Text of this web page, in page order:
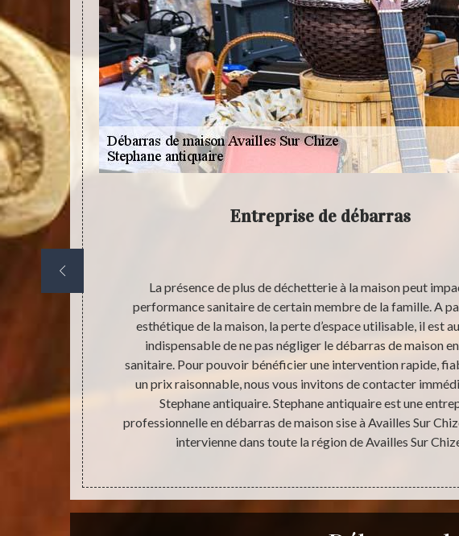
La
faisable
Entreprise de débarras
La présence de plus de déchetterie à la maison peut
performance sanitaire de certain membre de la famille. A
esthétique de la maison, la perte d’espace utilisable, il est
indispensable de ne pas négliger le débarras de maison
sanitaire. Pour pouvoir bénéficier une intervention rapide,
un prix raisonnable, nous vous invitons de contacter
Stephane antiquaire. Stephane antiquaire est une
professionnelle en débarras de maison sise à Availles Sur
intervienne dans toute la région de Availles Sur